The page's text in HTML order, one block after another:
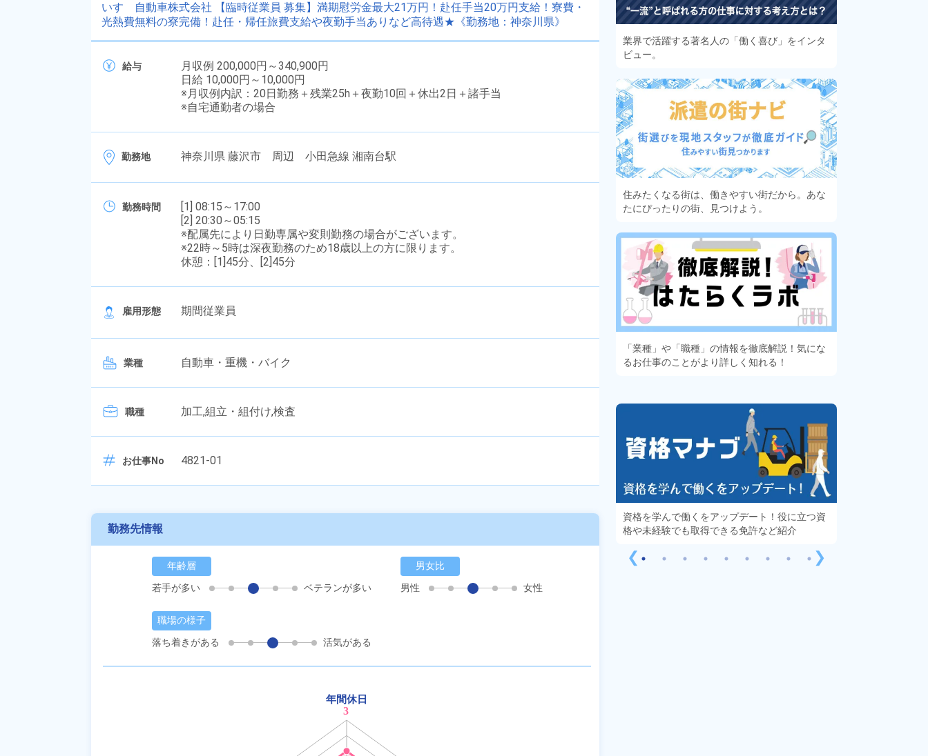
いすゞ自動車株式会社 【臨時従業員 募集】満期慰労金最大21万円！赴任手当20万円支給！寮費・
光熱費無料の寮完備！赴任・帰任旅費支給や夜勤手当ありなど高待遇★《勤務地：神奈川県》
給与
月収例 200,000円～340,900円
日給 10,000円～10,000円
※月収例内訳：20日勤務＋残業25h＋夜勤10回＋休出2日＋諸手当
※自宅通勤者の場合
勤務地 神奈川県 藤沢市 周辺 小田急線 湘南台駅
勤務時間
[1] 08:15～17:00
[2] 20:30～05:15
※配属先により日勤専属や変則勤務の場合がございます。
※22時～5時は深夜勤務のため18歳以上の方に限ります。
休憩：[1]45分、[2]45分
雇用形態 期間従業員
業種 自動車・重機・バイク
職種 加工,組立・組付け,検査
お仕事No 4821-01
勤務先情報
年齢層
若手が多い
ベテランが多い
男女比
男性
女性
職場の様子
落ち着きがある
活気がある
業界で活躍する著名人の「働く喜び」をインタ
ビュー。
住みたくなる街は、働きやすい街だから。あな
たにぴったりの街、見つけよう。
「業種」や「職種」の情報を徹底解説！気にな
るお仕事のことがより詳しく知れる！
❮
あるモノに魅了され続け気がつけばマニア
はず！
資格を学んで働くをアップデート！役に立つ資
格や未経験でも取得できる免許など紹介
❯